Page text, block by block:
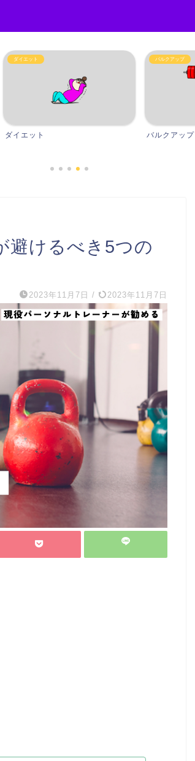
ダイエット
ダイエット
バルクアップ
バルクアップ
避けるべき5つの
2023年11月7日 / 2023年11月7日